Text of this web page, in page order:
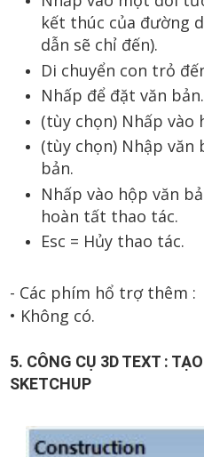
kết thúc của đường
dẫn sẽ chỉ đến).
Di chuyển con trỏ
Nhấp để đặt văn bản.
(tùy chọn) Nhấp vào
(tùy chọn) Nhập văn
bản.
Nhấp vào hộp văn
hoàn tất thao tác.
Esc = Hủy thao tác.
- Các phím hổ trợ thêm :
• Không có.
5. CÔNG CỤ 3D TEXT :
SKETCHUP